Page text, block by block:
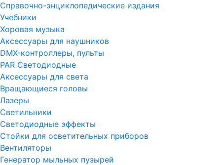
Справочно-энциклопедические издания
Учебники
Хоровая музыка
Аксессуары для наушников
DMX-контроллеры, пульты
PAR Светодиодные
Аксессуары для света
Вращающиеся головы
Лазеры
Светильники
Светодиодные эффекты
Стойки для осветительных приборов
Вентиляторы
Генератор мыльных пузырей